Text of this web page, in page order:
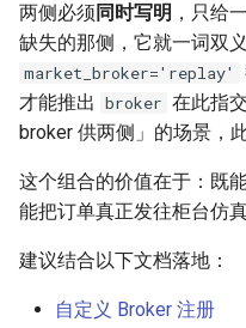
两侧必须 同时写明 ，只给
缺失的那侧，它就一词双
market_broker='replay'
才能推出 broker 在此指
broker 供两侧」的场景，
这个组合的价值在于：既
能把订单真正发往柜台仿
建议结合以下文档落地：
自定义 Broker 注册